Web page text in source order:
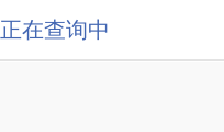
正在查询中